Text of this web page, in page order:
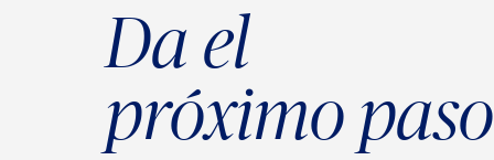
Da el
próximo paso